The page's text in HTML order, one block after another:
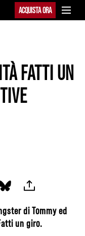
ACQUISTA ORA
FATTI UN
di Tommy ed
un giro.